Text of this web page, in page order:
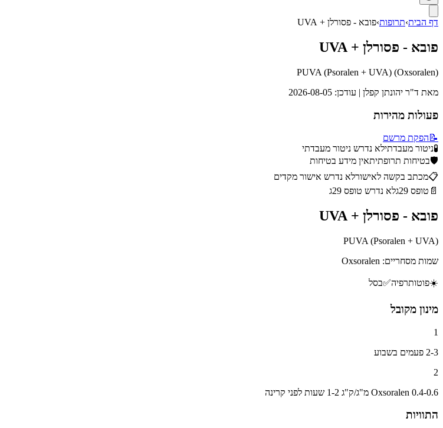
דף הבית›תרופות›פובא - פסורלן + UVA
פובא - פסורלן + UVA
PUVA (Psoralen + UVA) (Oxsoralen)
מאת ד"ר יהונתן קפלן | עודכן: 2026-08-05
פעולות מהירות
📝 הפקת מרשם
🧪ניטור מעבדתילא נדרש ניטור מעבדתי
🛡️בטיחות תרופתיתאין מידע בטיחות
📋מכתב בקשה לאישורלא נדרש אישור מקדים
📄 טופס 29ג לא נדרש טופס 29ג
פובא - פסורלן + UVA
PUVA (Psoralen + UVA)
שמות מסחריים: Oxsoralen
☀️פוטותרפיה✅בסל
מינון מקובל
1
2-3 פעמים בשבוע
2
Oxsoralen 0.4-0.6 מ"ג/ק"ג 1-2 שעות לפני קרינה
התוויות